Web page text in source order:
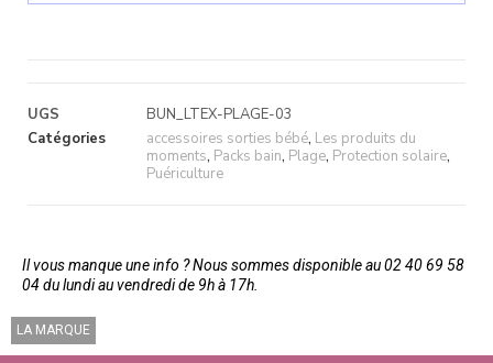
UGS
BUN_LTEX-PLAGE-03
Catégories
accessoires sorties bébé, Les produits du
moments, Packs bain, Plage, Protection solaire,
Puériculture
Il vous manque une info ? Nous sommes disponible au 02 40 69 58
04 du lundi au vendredi de 9h à 17h.
LA MARQUE